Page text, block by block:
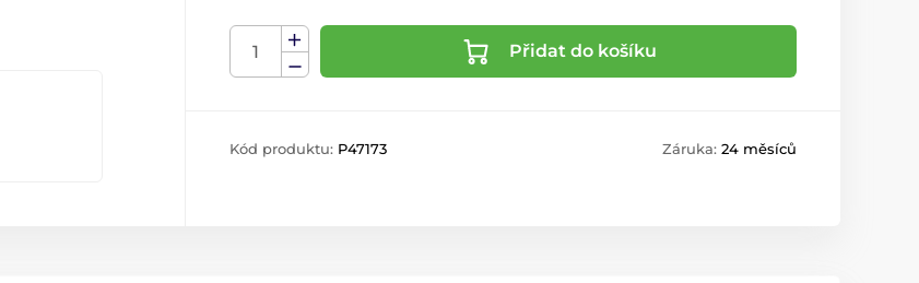
Přidat do košíku
Kód produktu: P47173 Záruka: 24 měsíců